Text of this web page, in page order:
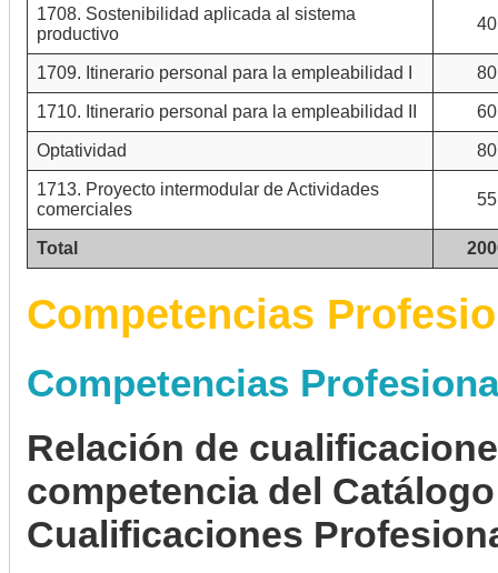
1708. Sostenibilidad aplicada al sistema
productivo
40
1709. Itinerario personal para la empleabilidad I 80
1710. Itinerario personal para la empleabilidad II 60
Optatividad 80
1713. Proyecto intermodular de Actividades
comerciales
55
Total
Competencias
Competencias
Relación de
competencia del
Cualificaciones